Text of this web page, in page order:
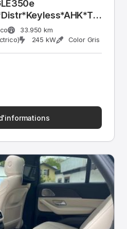
33.950 km
245 kW Color Gris